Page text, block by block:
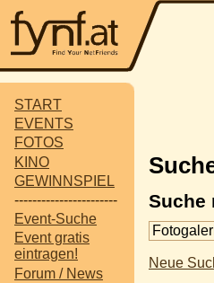
START
EVENTS
FOTOS
KINO
GEWINNSPIEL
-----------------------
Event-Suche
Event gratis
eintragen!
Forum / News
Suche
Neue